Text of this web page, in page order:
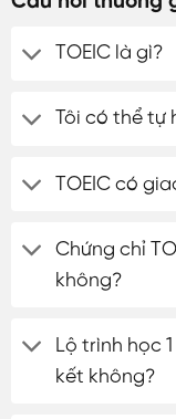
TOEIC là gì?
Tôi có thể tự
TOEIC có
Chứng chỉ
không?
Lộ trình học
kết không?